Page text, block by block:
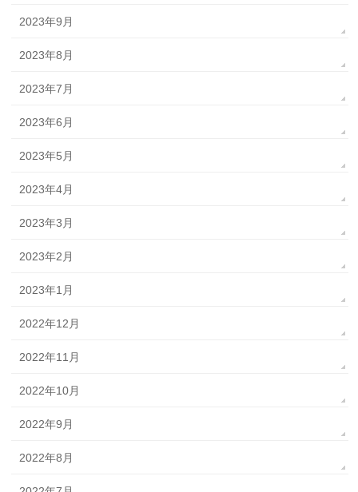
2023年9月
2023年8月
2023年7月
2023年6月
2023年5月
2023年4月
2023年3月
2023年2月
2023年1月
2022年12月
2022年11月
2022年10月
2022年9月
2022年8月